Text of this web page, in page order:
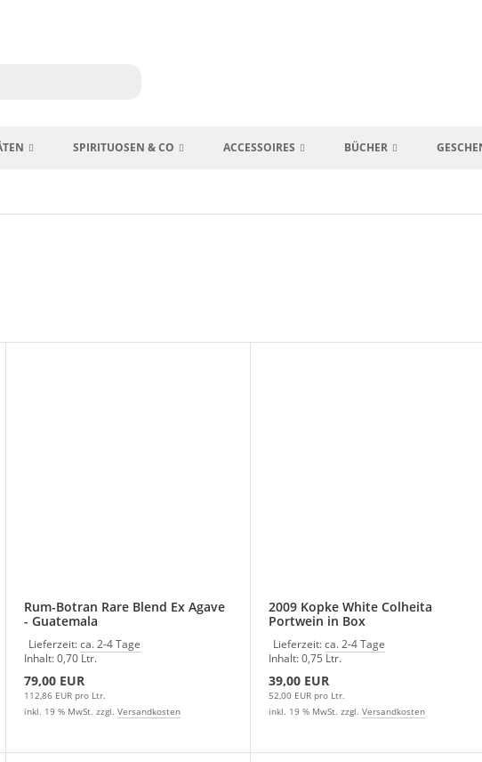
SPIRITUOSEN & CO ACCESSOIRES BÜCHER
Rum-Botran Rare Blend Ex Agave
- Guatemala
Lieferzeit:ca. 2-4 Tage
Inhalt: 0,70 Ltr.
79,00 EUR
112,86 EUR pro Ltr.
inkl. 19 % MwSt. zzgl. Versandkosten
2009 Kopke White Colheita
Portwein in Box
Lieferzeit:ca. 2-4 Tage
Inhalt: 0,75 Ltr.
39,00 EUR
52,00 EUR pro Ltr.
inkl. 19 % MwSt. zzgl. Versandkosten